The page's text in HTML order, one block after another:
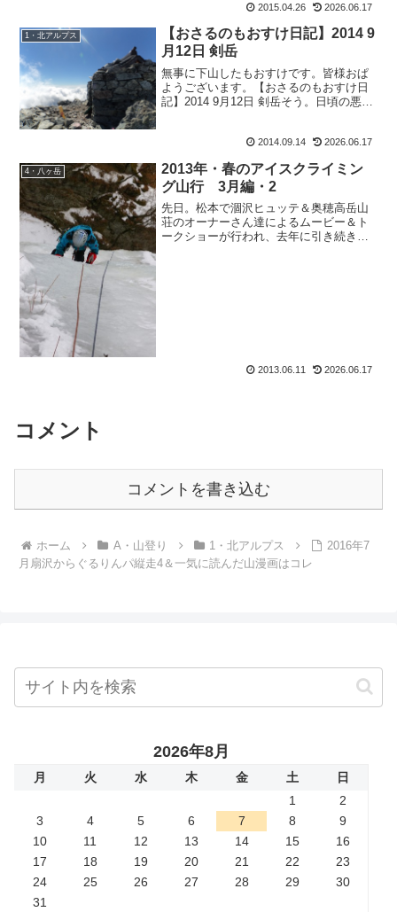
ぁ・・・』とか思っていたら、実は一週
間も間が開いていたという事実。お...
2015.04.26 2026.06.17
1・北アルプス
【おさるのもおすけ日記】2014 9
月12日 剣岳
無事に下山したもおすけです。皆様おぱ
ようございます。【おさるのもおすけ日
記】2014 9月12日 剣岳そう。日頃の悪行
んな人から声を掛けられ、お恥ずかしい
2014.09.14 2026.06.17
4・八ヶ岳
2013年・春のアイスクライミン
グ山行 3月編・2
先日。松本で涸沢ヒュッテ＆奥穂高岳山
荘のオーナーさん達によるムービー＆ト
ークショーが行われ、去年に引き続き、
2013.06.11 2026.06.17
コメント
コメントを書き込む
ホーム A・山登り 1・北アルプス
2016年7
月扇沢からぐるりんパ縦走4＆一気に読んだ山漫画はコレ
2026年8月
月 火 水 木 金 土
日
1
2
3
4 5 6 7 8
9
10
11 12 13 14 15
16
17
18 19 20 21 22
23
24
25 26 27 28 29
30
31